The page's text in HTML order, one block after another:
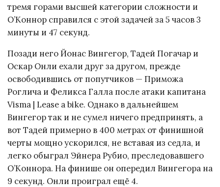
тремя горами высшей категории сложности и
О’Коннор справился с этой задачей за 5 часов 3
минуты и 47 секунд.
Позади него Йонас Вингегор, Тадей Погачар и
Оскар Онли ехали друг за другом, прежде
освободившись от попутчиков — Приможа
Роглича и Феликса Галла после атаки капитана
Visma | Lease a bike. Однако в дальнейшем
Вингегор так и не сумел ничего предпринять, а
вот Тадей примерно в 400 метрах от финишной
черты мощно ускорился, не вставая из седла, и
легко обыграл Эйнера Рубио, преследовавшего
О’Коннора. На финише он опередил Вингегора на
9 секунд. Онли проиграл ещё 4.